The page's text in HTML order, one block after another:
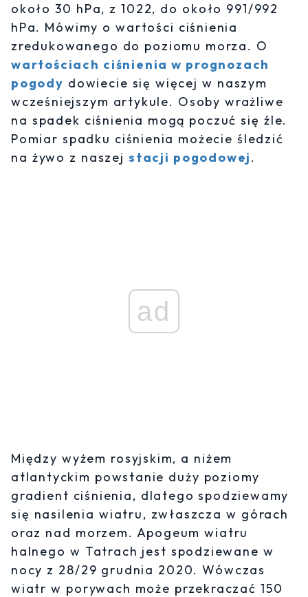
około 30 hPa, z 1022, do około 991/992
hPa. Mówimy o wartości ciśnienia
zredukowanego do poziomu morza. O
wartościach ciśnienia w prognozach
pogody dowiecie się więcej w naszym
wcześniejszym artykule. Osoby wrażliwe
na spadek ciśnienia mogą poczuć się źle.
Pomiar spadku ciśnienia możecie śledzić
na żywo z naszejstacji pogodowej.
ad
Między wyżem rosyjskim, a niżem
atlantyckim powstanie duży poziomy
gradient ciśnienia, dlatego spodziewamy
się nasilenia wiatru, zwłaszcza w górach
oraz nad morzem. Apogeum wiatru
halnego w Tatrach jest spodziewane w
nocy z 28/29 grudnia 2020. Wówczas
wiatr w porywach może przekraczać 150